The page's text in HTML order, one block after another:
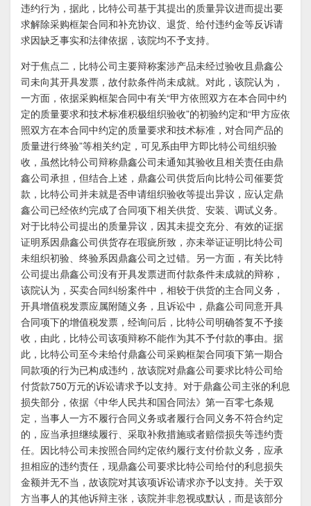
违约行为，据此，比特公司基于其提出的质量异议进而提出要
求解除采购框架合同和补充协议、退货、给付违约金等反诉请
求因缺乏事实和法律依据，该院均不予支持。
对于焦点二，比特公司主要辩称案涉产品未经过验收且鼎鑫公
司未向其开具发票，故付款条件尚未成就。对此，该院认为，
一方面，依据采购框架合同中有关“甲方依照双方在本合同中约
定的质量要求和技术标准积极组织验收”的初验约定和“甲方应依
照双方在本合同中约定的质量要求和技术标准，对合同产品的
质量进行终验”等相关约定，可见系由甲方即比特公司组织验
收，虽然比特公司辩称鼎鑫公司未通知其验收且相关责任由鼎
鑫公司承担，但结合上述，鼎鑫公司供货后向比特公司催要货
款，比特公司并未就是否申请组织验收等提出异议，应认定鼎
鑫公司已经依约完成了合同项下相关供货、安装、调试义务。
对于比特公司提出的质量异议，因其未提交充分、有效的证据
证明系因鼎鑫公司供货存在瑕疵所致，亦未举证证明比特公司
未组织初验、终验系因鼎鑫公司之过错。另一方面，有关比特
公司提出鼎鑫公司没有开具发票进而付款条件未成就的辩称，
该院认为，买卖合同纠纷案件中，相较于供货的主合同义务，
开具增值税发票应属附随义务，且诉讼中，鼎鑫公司同意开具
合同项下的增值税发票，经询问后，比特公司明确答复不予接
收，由此，比特公司该项辩称不能作为其不予付款的事由。据
此，比特公司至今未给付鼎鑫公司采购框架合同项下第一期合
同款项的行为已构成违约，故该院对鼎鑫公司要求比特公司给
付货款750万元的诉讼请求予以支持。对于鼎鑫公司主张的利息
损失部分，依据《中华人民共和国合同法》第一百零七条规
定，当事人一方不履行合同义务或者履行合同义务不符合约定
的，应当承担继续履行、采取补救措施或者赔偿损失等违约责
任。因比特公司未按照合同约定依约履行支付价款义务，应承
担相应的违约责任，现鼎鑫公司要求比特公司给付的利息损失
金额并无不当，故该院对其该项诉讼请求亦予以支持。关于双
方当事人的其他诉辩主张，该院并非忽视或默认，而是该部分